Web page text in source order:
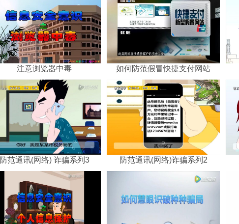
注意浏览器中毒 如何防范假冒快捷支付网站
防范通讯(网络) 诈骗系列3 防范通讯(网络)诈骗系列2